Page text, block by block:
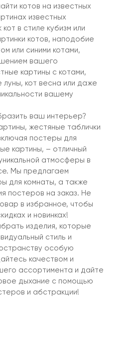
котов на известных
известных
в стиле кубизм или
котов, наподобие
или синими котами,
вашего
картины с котами,
луны, кот весна или даже
вашему
ваш интерьер?
жестяные таблички
постеры для
картины, – отличный
атмосферы в
Мы предлагаем
для комнаты, а также
постеров на заказ. Не
в избранное, чтобы
и новинках!
изделия, которые
стиль и
особую
качеством и
ассортимента и дайте
дыхание с помощью
и абстракции!